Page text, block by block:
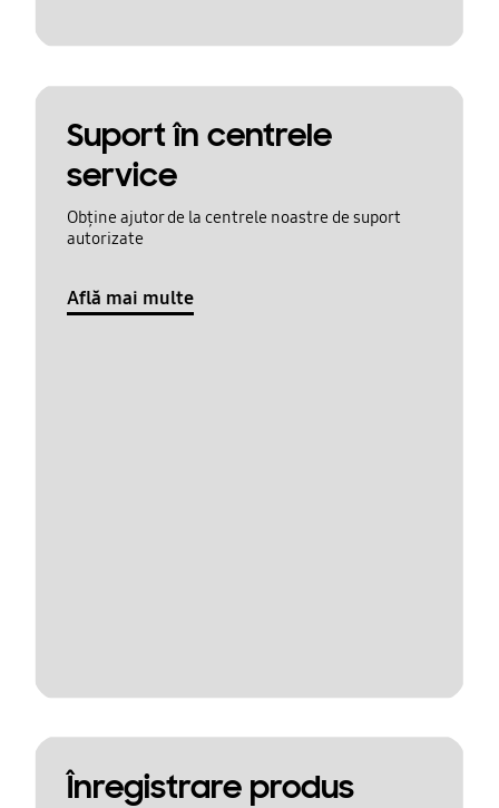
Suport în centrele
service
Obține ajutor de la centrele noastre de suport
autorizate
Află mai multe
Înregistrare produs